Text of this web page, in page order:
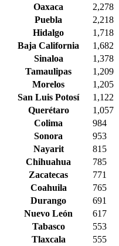
Oaxaca
2,278
Puebla
2,218
Hidalgo
1,718
Baja California
1,682
Sinaloa
1,378
Tamaulipas
1,209
Morelos
1,205
San Luis Potosí
1,122
Querétaro
1,057
Colima
984
Sonora
953
Nayarit
815
Chihuahua
785
Zacatecas
771
Coahuila
765
Durango
691
Nuevo León
617
Tabasco
553
Tlaxcala
555